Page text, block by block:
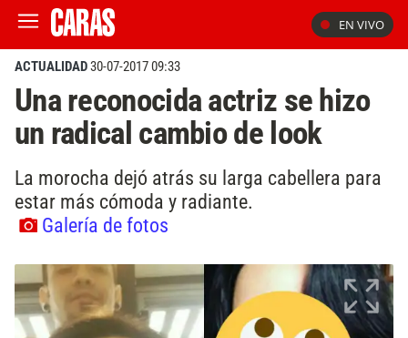
EN VIVO
ACTUALIDAD30-07-2017 09:33
Una reconocida actriz se hizo
un radical cambio de look
La morocha dejó atrás su larga cabellera para
estar más cómoda y radiante.
Galería de fotos